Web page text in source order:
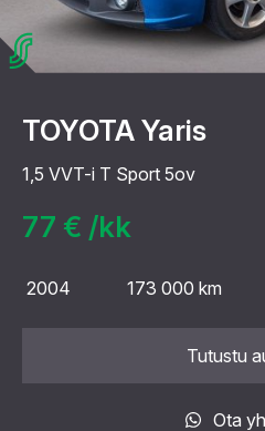
TOYOTA Yaris
1,5 VVT-i T Sport 5ov
77 € /kk
2004 173 000 km
Tutustu
Ota